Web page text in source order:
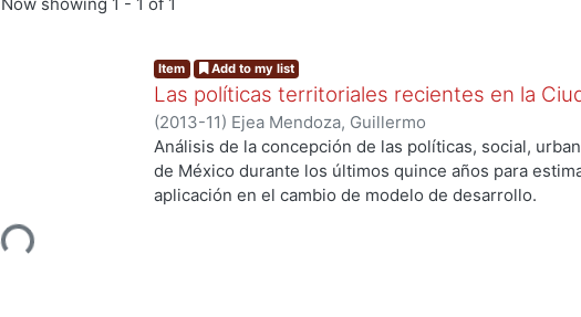
Now showing 1 - 1 of 1
Loading...
Item Add to my list
Las políticas territoriales recientes en la
(2013-11) Ejea Mendoza, Guillermo
Análisis de la concepción de las políticas, social,
de México durante los últimos quince años para
aplicación en el cambio de modelo de desarrollo.